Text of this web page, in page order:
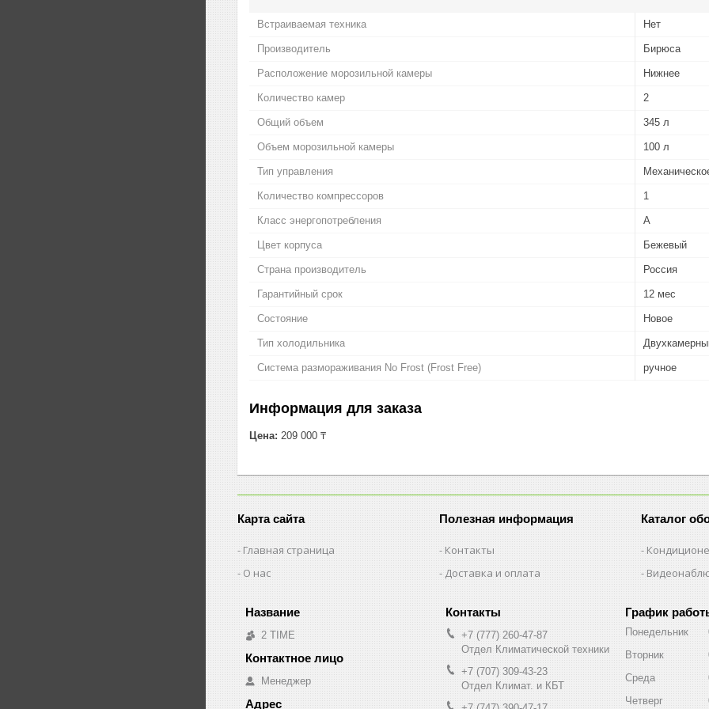
Встраиваемая техника Нет
Производитель Бирюса
Расположение морозильной камеры Нижнее
Количество камер 2
Общий объем 345 л
Объем морозильной камеры 100 л
Тип управления
Количество компрессоров 1
Класс энергопотребления A
Цвет корпуса Бежевый
Страна производитель Россия
Гарантийный срок 12 мес
Состояние Новое
Тип холодильника
Система размораживания No Frost (Frost Free) ручное
Информация для заказа
Цена: 209 000 ₸
Карта сайта
Главная страница
О нас
Полезная информация
Контакты
Доставка и оплата
Каталог
2 TIME
Менеджер
+7 (777) 260-47-87
Отдел Климатической техники
+7 (707) 309-43-23
Отдел Климат. и КБТ
График
Понедельник
Вторник
Среда
Четверг